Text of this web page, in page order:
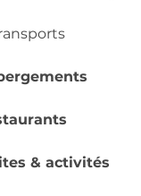
& activités
!